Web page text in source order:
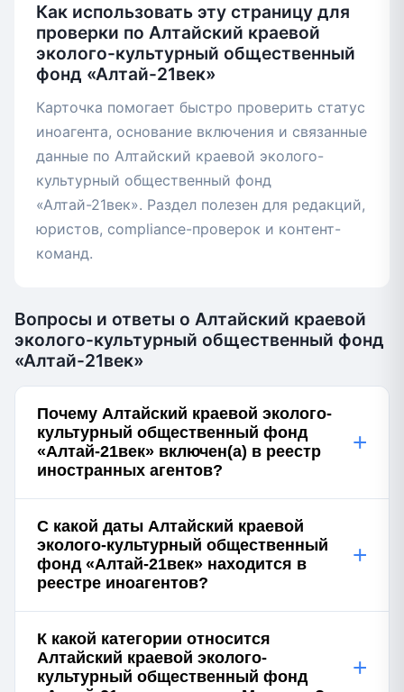
Как использовать эту страницу для
проверки по Алтайский краевой
эколого-культурный общественный
фонд «Алтай-21век»
Карточка помогает быстро проверить статус
иноагента, основание включения и связанные
данные по Алтайский краевой эколого-
культурный общественный фонд
«Алтай-21век». Раздел полезен для редакций,
юристов, compliance-проверок и контент-
команд.
Вопросы и ответы о Алтайский краевой
эколого-культурный общественный фонд
«Алтай-21век»
Почему Алтайский краевой эколого-
культурный общественный фонд
«Алтай-21век» включен(а) в реестр
иностранных агентов?
+
С какой даты Алтайский краевой
эколого-культурный общественный
фонд «Алтай-21век» находится в
реестре иноагентов?
+
К какой категории относится
Алтайский краевой эколого-
культурный общественный фонд
+